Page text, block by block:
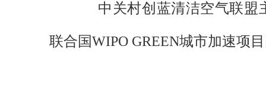
中关村创蓝清洁空气联盟
联合国WIPO GREEN城市加速项